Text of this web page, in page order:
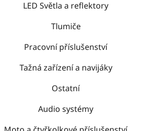
LED Světla a reflektory
Tlumiče
Pracovní příslušenství
Tažná zařízení a navijáky
Ostatní
Audio systémy